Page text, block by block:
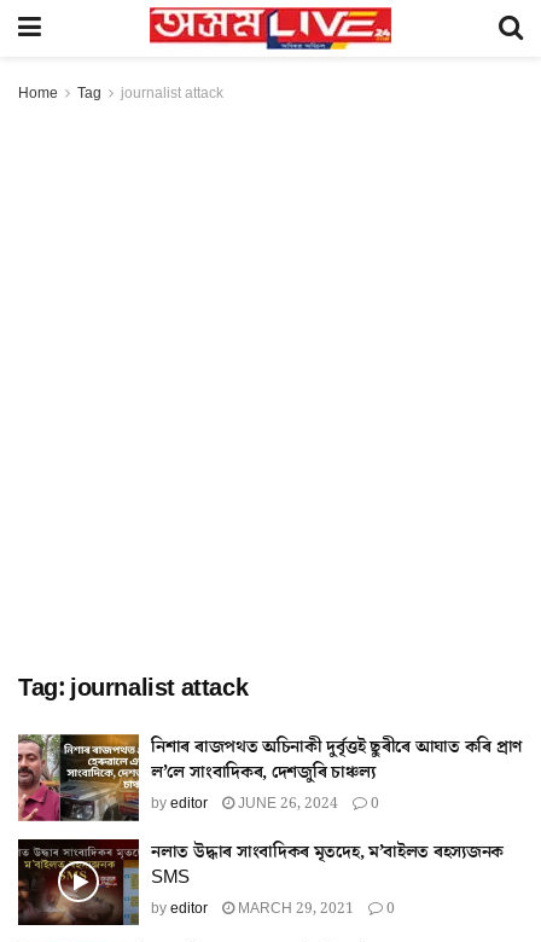
Home Tag journalist attack
Tag: journalist attack
নিশাৰ ৰাজপথত অচিনাকী দুৰ্বৃত্তই ছুৰীৰে আঘাত কৰি প্ৰাণ
ল’লে সাংবাদিকৰ, দেশজুৰি চাঞ্চল্য
byeditor JUNE 26, 2024 0
নলাত উদ্ধাৰ সাংবাদিকৰ মৃতদেহ, ম’বাইলত ৰহস্যজনক
SMS
byeditor MARCH 29, 2021 0